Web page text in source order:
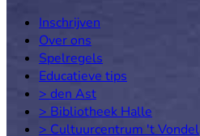
Inschrijven
Over ons
Spelregels
Educatieve tips
> den Ast
> Bibliotheek Halle
> Cultuurcentrum 't Vondel